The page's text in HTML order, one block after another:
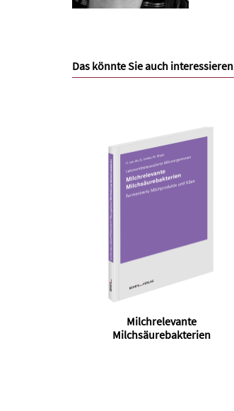
Das könnte Sie auch interessieren
Milchrelevante
Milchsäurebakterien